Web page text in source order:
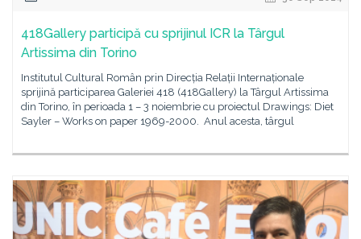
418Gallery participă cu sprijinul ICR la Târgul
Artissima din Torino
Institutul Cultural Român prin Direcția Relații Internaționale
sprijină participarea Galeriei 418 (418Gallery) la Târgul Artissima
din Torino, în perioada 1 – 3 noiembrie cu proiectul Drawings: Diet
Sayler – Works on paper 1969-2000. Anul acesta, târgul